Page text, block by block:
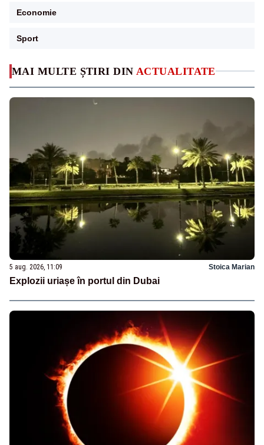
MAI MULTE ȘTIRI DIN ACTUALITATE
5 aug. 2026, 11:09 Stoica Marian
Explozii uriașe în portul din Dubai
Economie
Sport